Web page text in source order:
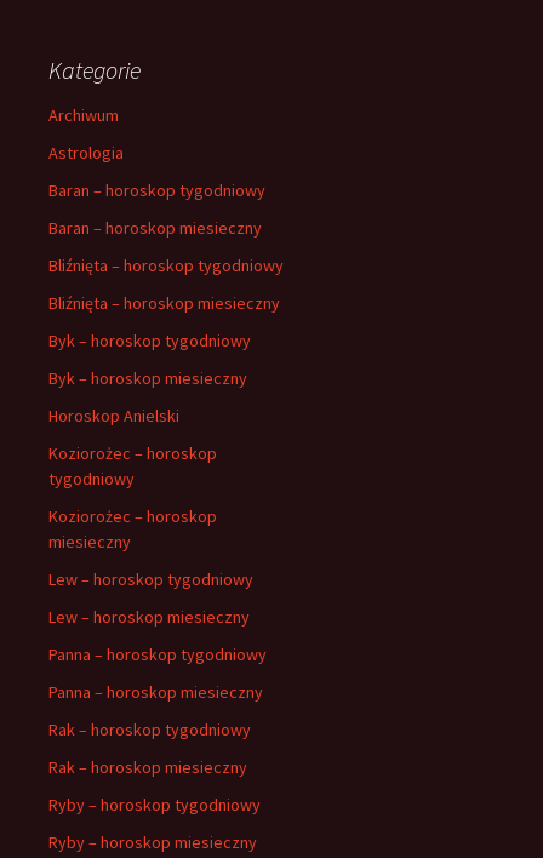
Kategorie
Archiwum
Astrologia
Baran – horoskop tygodniowy
Baran – horoskop miesieczny
Bliźnięta – horoskop tygodniowy
Bliźnięta – horoskop miesieczny
Byk – horoskop tygodniowy
Byk – horoskop miesieczny
Horoskop Anielski
Koziorożec – horoskop
tygodniowy
Koziorożec – horoskop
miesieczny
Lew – horoskop tygodniowy
Lew – horoskop miesieczny
Panna – horoskop tygodniowy
Panna – horoskop miesieczny
Rak – horoskop tygodniowy
Rak – horoskop miesieczny
Ryby – horoskop tygodniowy
Ryby – horoskop miesieczny